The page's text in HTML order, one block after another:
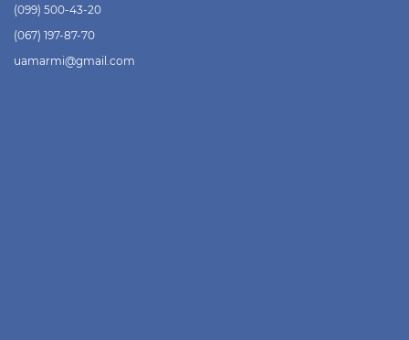
(099) 500-43-20
(067) 197-87-70
uamarmi@gmail.com